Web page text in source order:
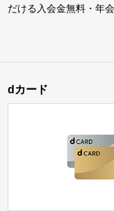
だける入会金無料・年
dカード